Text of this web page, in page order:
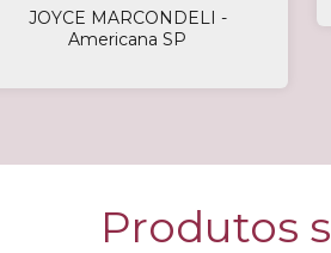
JOYCE MARCONDELI -
Americana SP
Produtos